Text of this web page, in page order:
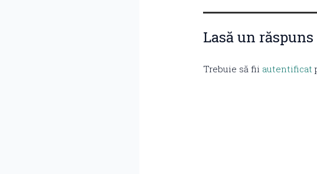
Lasă un răspuns
Trebuie să fii autentificat